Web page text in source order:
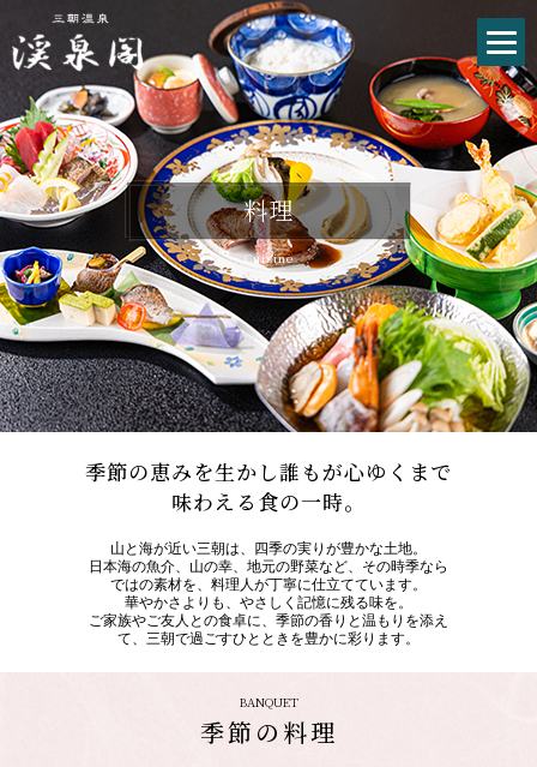
料理
Cuisine
季節の恵みを生かし誰もが心ゆくまで
味わえる食の一時。
山と海が近い三朝は、四季の実りが豊かな土地。
日本海の魚介、山の幸、地元の野菜など、その時季なら
ではの素材を、料理人が丁寧に仕立てています。
華やかさよりも、やさしく記憶に残る味を。
ご家族やご友人との食卓に、季節の香りと温もりを添え
て、三朝で過ごすひとときを豊かに彩ります。
BANQUET
季節の料理